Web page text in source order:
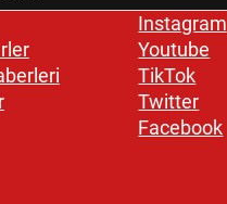
Instagram
Youtube
TikTok
Twitter
Facebook